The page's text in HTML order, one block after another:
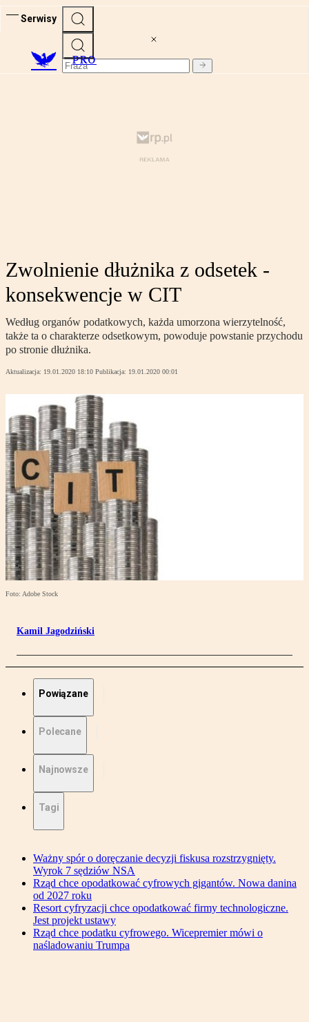
Serwisy
PRO
Zwolnienie dłużnika z odsetek -
konsekwencje w CIT
Według organów podatkowych, każda umorzona wierzytelność,
także ta o charakterze odsetkowym, powoduje powstanie przychodu
po stronie dłużnika.
Aktualizacja: 19.01.2020 18:10 Publikacja: 19.01.2020 00:01
Foto: Adobe Stock
Kamil Jagodziński
Powiązane
Polecane
Najnowsze
Tagi
Ważny spór o doręczanie decyzji fiskusa rozstrzygnięty.
Wyrok 7 sędziów NSA
Rząd chce opodatkować cyfrowych gigantów. Nowa danina
od 2027 roku
Resort cyfryzacji chce opodatkować firmy technologiczne.
Jest projekt ustawy
Rząd chce podatku cyfrowego. Wicepremier mówi o
naśladowaniu Trumpa